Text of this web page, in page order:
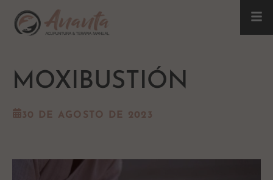
MOXIBUSTIÓN
30 DE AGOSTO DE 2023